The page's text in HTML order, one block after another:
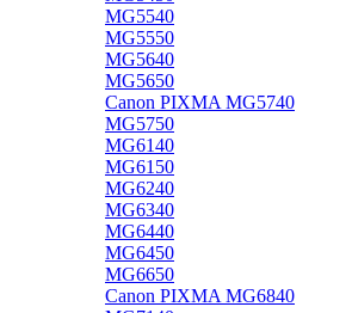
MG5540
MG5550
MG5640
MG5650
Canon PIXMA MG5740
MG5750
MG6140
MG6150
MG6240
MG6340
MG6440
MG6450
MG6650
Canon PIXMA MG6840